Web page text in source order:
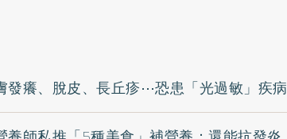
發癢、脫皮、長丘疹⋯恐患「光過敏」疾病